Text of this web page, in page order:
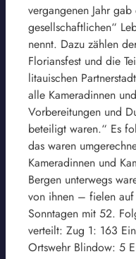
vergangenen Jahr
gesellschaftlichen“
nennt. Dazu zählen
Floriansfest und die
litauischen
alle Kameradinnen
Vorbereitungen und
beteiligt waren.“ Es
das waren
Kameradinnen und
Bergen unterwegs
von ihnen – fielen
Sonntagen mit 52.
verteilt: Zug 1: 163
Ortswehr Blindow: 5